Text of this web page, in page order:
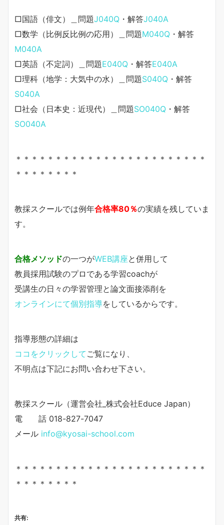
□国語（俳文）＿問題J040Q ・解答J040A
□数学（比例反比例の応用）＿問題M040Q ・解答
M040A
□英語（不定詞）＿問題E040Q ・解答E040A
□理科（地学：大気中の水）＿問題S040Q ・解答
S040A
□社会（日本史：近現代）＿問題SO040Q ・解答
SO040A
＊＊＊＊＊＊＊＊＊＊＊＊＊＊＊＊＊＊＊＊＊＊＊＊
＊＊＊＊＊＊＊＊
教採スクールでは例年合格率80％の実績を残していま
す。
合格メソッドの一つがWEB講座と併用して
教員採用試験のプロである学習coachが
受講生の日々の学習管理と論文面接添削を
オンラインにて個別指導をしているからです。
指導形態の詳細は
ココをクリックして ご覧になり、
不明点は下記にお問い合わせ下さい。
教採スクール（運営会社_株式会社Educe Japan）
電 話 018-827-7047
メール info@kyosai-school.com
＊＊＊＊＊＊＊＊＊＊＊＊＊＊＊＊＊＊＊＊＊＊＊＊
＊＊＊＊＊＊＊＊
共有: